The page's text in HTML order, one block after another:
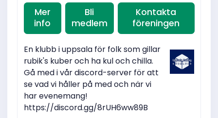
Mer
info
Bli
medlem
Kontakta
föreningen
En klubb i uppsala för folk som gillar
rubik's kuber och ha kul och chilla.
Gå med i vår discord-server för att
se vad vi håller på med och när vi
har evenemang!
https://discord.gg/8rUH6ww89B